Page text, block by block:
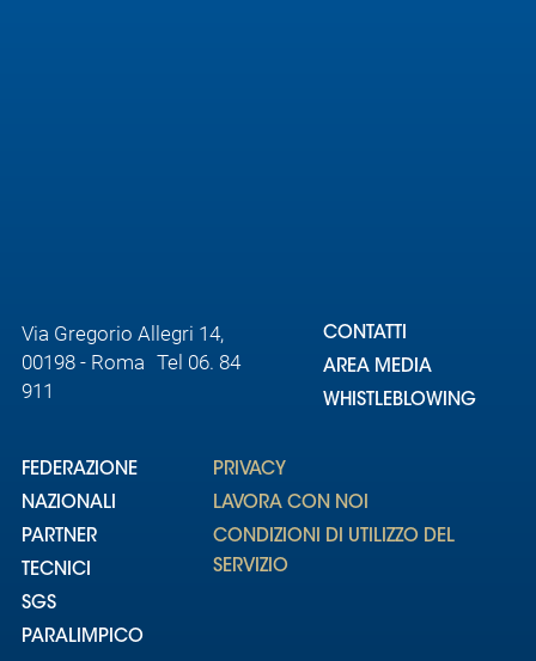
Via Gregorio Allegri 14,
00198 - Roma Tel 06. 84
911
CONTATTI
AREA MEDIA
WHISTLEBLOWING
FEDERAZIONE
NAZIONALI
PARTNER
TECNICI
SGS
PARALIMPICO
PRIVACY
LAVORA CON NOI
CONDIZIONI DI UTILIZZO DEL
SERVIZIO